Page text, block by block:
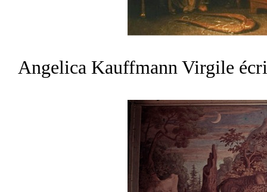
Angelica Kauffmann Virgile